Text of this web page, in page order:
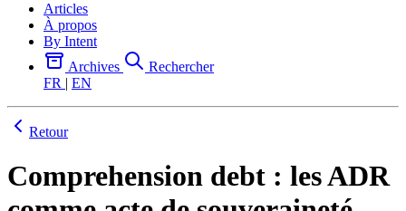
Articles
À propos
By Intent
Archives
Rechercher
FR | EN
Retour
Comprehension debt : les ADR